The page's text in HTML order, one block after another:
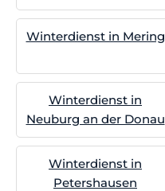
Winterdienst in Mering
Winterdienst in
Neuburg an der Donau
Winterdienst in
Petershausen